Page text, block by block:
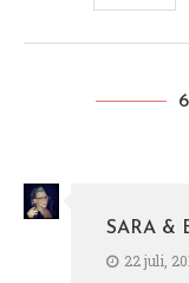
SARA &
22 juli,